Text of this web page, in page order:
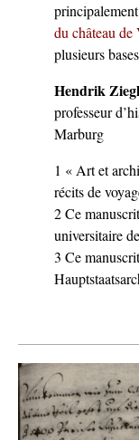
du château de
plusieurs
Hendrik
professeur
Marburg
1 « Art et
récits de
2 Ce
universitaire
3 Ce